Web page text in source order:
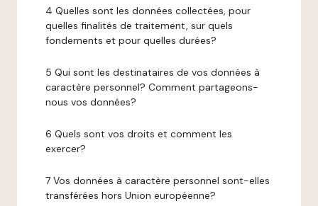
4 Quelles sont les données collectées, pour
quelles finalités de traitement, sur quels
fondements et pour quelles durées?
5 Qui sont les destinataires de vos données à
caractère personnel? Comment partageons-
nous vos données?
6 Quels sont vos droits et comment les
exercer?
7 Vos données à caractère personnel sont-elles
transférées hors Union européenne?